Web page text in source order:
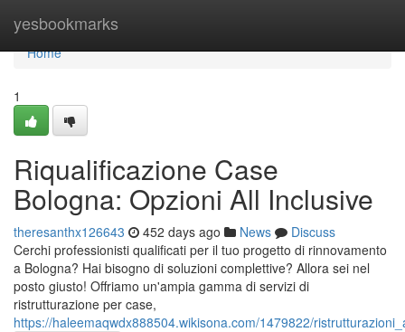
yesbookmarks
Home
Home
1
Riqualificazione Case
Bologna: Opzioni All Inclusive
theresanthx126643 452 days ago News
Discuss
Cerchi professionisti qualificati per il tuo progetto di rinnovamento
a Bologna? Hai bisogno di soluzioni complettive? Allora sei nel
posto giusto! Offriamo un'ampia gamma di servizi di
ristrutturazione per case,
https://haleemaqwdx888504.wikisona.com/1479822/